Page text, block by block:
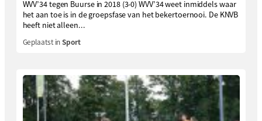
WVV’34 tegen Buurse in 2018 (3-0) WVV’34 weet inmiddels waar
het aan toe is in de groepsfase van het bekertoernooi. De KNVB
heeft niet alleen...
Geplaatst inSport